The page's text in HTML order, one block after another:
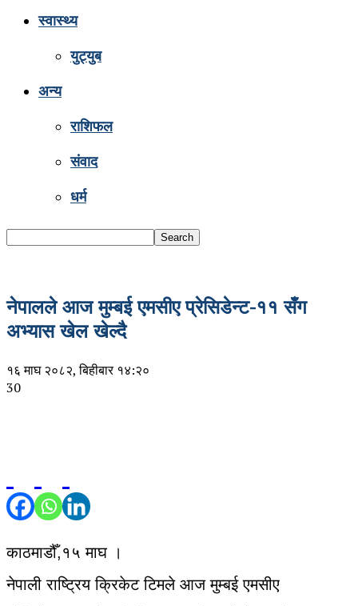
स्वास्थ्य
युट्युब
अन्य
राशिफल
संवाद
धर्म
नेपालले आज मुम्बई एमसीए प्रेसिडेन्ट-११ सँग
अभ्यास खेल खेल्दै
१६ माघ २०८२, बिहीबार १४:२०
30
काठमाडौँ,१५ माघ ।
नेपाली राष्ट्रिय क्रिकेट टिमले आज मुम्बई एमसीए